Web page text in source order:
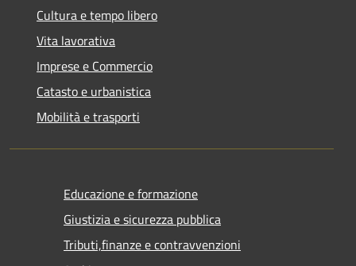
Cultura e tempo libero
Vita lavorativa
Imprese e Commercio
Catasto e urbanistica
Mobilità e trasporti
Educazione e formazione
Giustizia e sicurezza pubblica
Tributi,finanze e contravvenzioni